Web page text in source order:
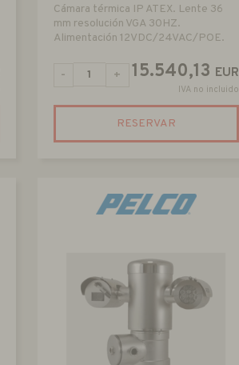
Cámara térmica IP ATEX. Lente 36
mm resolución VGA 30HZ.
Alimentación 12VDC/24VAC/POE.
15.540,13 EUR
IVA no incluido
- +
RESERVAR